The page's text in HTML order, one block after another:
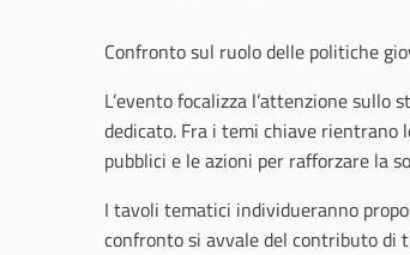
Confronto sul ruolo delle politiche
L’evento focalizza l’attenzione
dedicato. Fra i temi chiave rientrano
pubblici e le azioni per rafforzare la
I tavoli tematici individueranno
confronto si avvale del contributo